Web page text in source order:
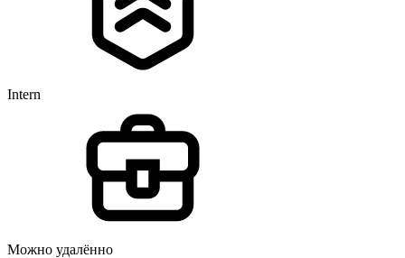
Intern
Можно удалённо